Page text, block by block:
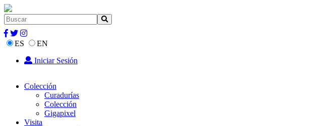
ES
EN
Iniciar Sesión
Colección
Curadurías
Colección
Gigapixel
Visita